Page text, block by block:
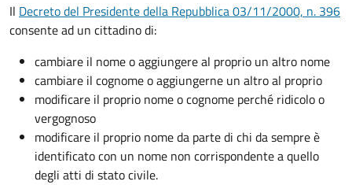
Il Decreto del Presidente della Repubblica 03/11/2000, n. 396
consente ad un cittadino di:
cambiare il nome o aggiungere al proprio un altro nome
cambiare il cognome o aggiungerne un altro al proprio
modificare il proprio nome o cognome perché ridicolo o
vergognoso
modificare il proprio nome da parte di chi da sempre è
identificato con un nome non corrispondente a quello
degli atti di stato civile.